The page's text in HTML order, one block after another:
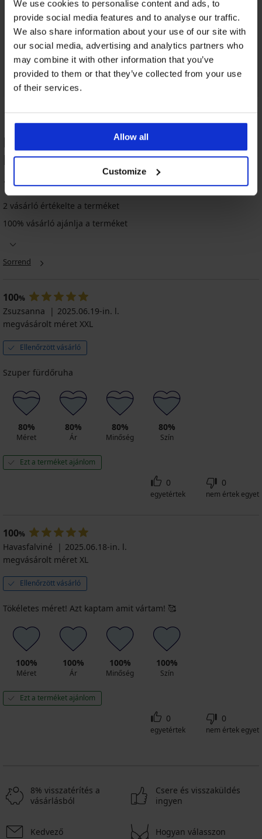
We use cookies to personalise content and ads, to
provide social media features and to analyse our traffic.
We also share information about your use of our site with
our social media, advertising and analytics partners who
may combine it with other information that you’ve
provided to them or that they’ve collected from your use
of their services.
Allow all
Customize
Haryana egyrészes fürdőruha TERMÉK
ÉRTÉKELÉSE
100%
2 vásárló értékelte a terméket
100% vásárló ajánlja a terméket
Sorrend
100%
Zsuzsanna
2025.06.19-in. l.
megvásárolt méret XXL
Ellenőrzött vásárló
Szuper fürdőruha
80%
Méret
80%
Ár
80%
Minőség
80%
Szín
Ezt a terméket ajánlom
0
egyetértek
0
nem értek egyet
100%
Havasfalviné
2025.06.18-in. l.
megvásárolt méret XL
Ellenőrzött vásárló
Tökéletes méret! Azt kaptam amit vártam! 🥰
100%
Méret
100%
Ár
100%
Minőség
100%
Szín
Ezt a terméket ajánlom
0
egyetértek
0
nem értek egyet
8% visszatérítés a
vásárlásból
Csere és visszaküldés
ingyen
Kedvező Hogyan válasszon